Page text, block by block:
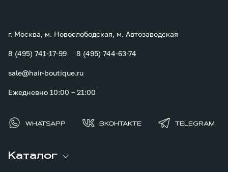
Каталог
г. Москва, м. Новослободская, м. Автозаводская
8 (495) 741-17-99 8 (495) 744-63-74
sale@hair-boutique.ru
Ежедневно 10:00 – 21:00
WHATSAPP ВКОНТАКТЕ TELEGRAM